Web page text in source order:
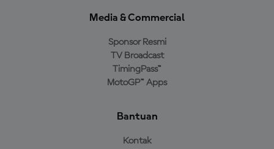
Media & Commercial
Sponsor Resmi
TV Broadcast
TimingPass™
MotoGP™ Apps
Bantuan
Kontak